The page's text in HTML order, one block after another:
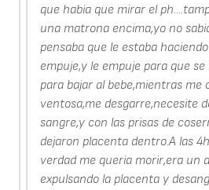
que habia que mirar el
una matrona encima,yo no
pensaba que le estaba
empuje,y le empuje para que
para bajar al bebe,mientras me
ventosa,me desgarre,necesite
sangre,y con las prisas de
dejaron placenta dentro.A las
verdad me queria morir,era un
expulsando la placenta y